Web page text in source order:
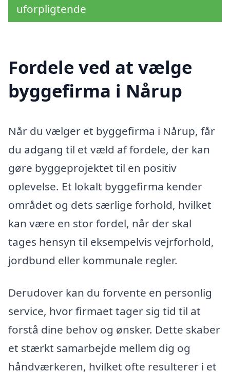
uforpligtende
Fordele ved at vælge
byggefirma i Nårup
Når du vælger et byggefirma i Nårup, får
du adgang til et væld af fordele, der kan
gøre byggeprojektet til en positiv
oplevelse. Et lokalt byggefirma kender
området og dets særlige forhold, hvilket
kan være en stor fordel, når der skal
tages hensyn til eksempelvis vejrforhold,
jordbund eller kommunale regler.
Derudover kan du forvente en personlig
service, hvor firmaet tager sig tid til at
forstå dine behov og ønsker. Dette skaber
et stærkt samarbejde mellem dig og
håndværkeren, hvilket ofte resulterer i et